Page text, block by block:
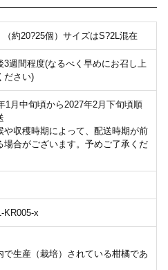
（約20?25個）サイズはS?2L混在
3週間程度(なるべく早めにお召し上
ださい)
1月中旬頃から2027年2月下旬頃順
収穫時期によって、配送時期が前
場合がございます。予めご了承くだ
KR005-x
で生産（栽培）されている柑橘であ